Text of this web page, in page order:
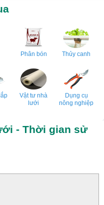
Phân bón Thủy canh
Vật tư nhà
lưới
Dụng cụ
nông nghiệp
- Thời gian sử